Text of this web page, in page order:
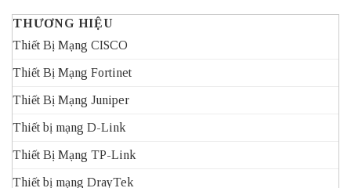
THƯƠNG HIỆU
Thiết Bị Mạng CISCO
Thiết Bị Mạng Fortinet
Thiết Bị Mạng Juniper
Thiết bị mạng D-Link
Thiết Bị Mạng TP-Link
Thiết bị mạng DrayTek